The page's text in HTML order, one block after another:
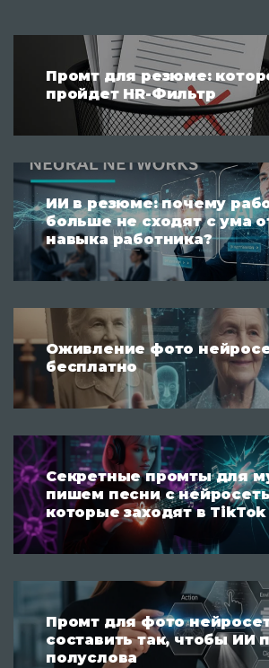
Промт для резюме:
пройдет HR-Фильтр
ИИ в резюме: почему
больше не сходят с ума
навыка работника?
Оживление фото
бесплатно
Секретные промты для
пишем песни с
которые заходят в TikTok
Промт для фото
составить так, чтобы ИИ
полуслова